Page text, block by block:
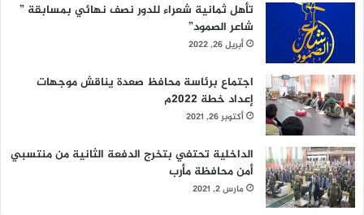
تأهل ثمانية شعراء للدور نصف نهائي بمسابقة ”
شاعر الصمود”
أبريل 26, 2022
اجتماع برئاسة محافظ صعدة يناقش موجهات
إعداد خطة 2022م
أكتوبر 26, 2021
الداخلية تحتفي بتخرج الدفعة الثانية من منتسبي
أمن محافظة مأرب
مارس 2, 2021